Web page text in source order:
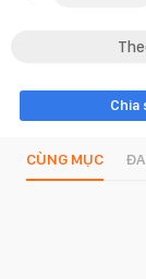
Chia
CÙNG MỤC